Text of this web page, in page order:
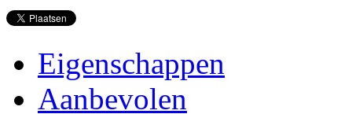
Eigenschappen
Aanbevolen